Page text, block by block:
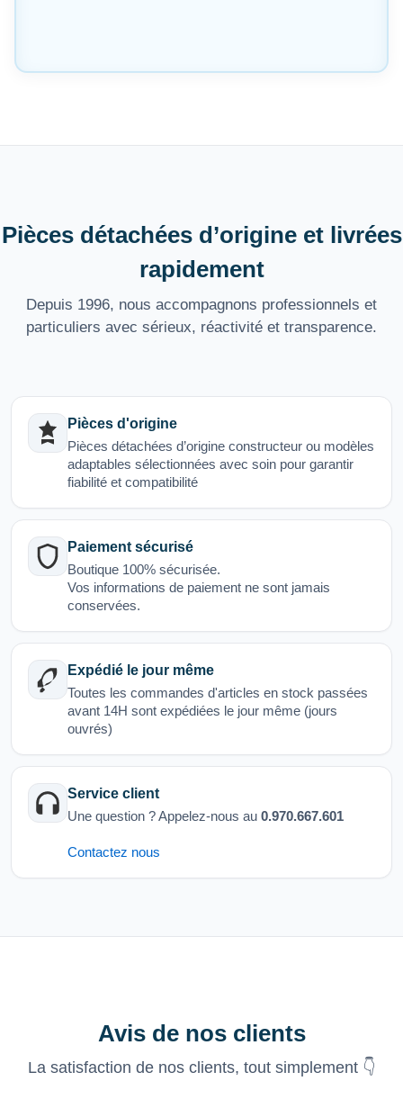
Pièces détachées d’origine et livrées
rapidement
Depuis 1996, nous accompagnons professionnels et
particuliers avec sérieux, réactivité et transparence.
Pièces d'origine
Pièces détachées d’origine constructeur ou modèles
adaptables sélectionnées avec soin pour garantir
fiabilité et compatibilité
Paiement sécurisé
Boutique 100% sécurisée.
Vos informations de paiement ne sont jamais
conservées.
Expédié le jour même
Toutes les commandes d'articles en stock passées
avant 14H sont expédiées le jour même (jours
ouvrés)
Service client
Une question ? Appelez-nous au 0.970.667.601
Contactez nous
Avis de nos clients
La satisfaction de nos clients, tout simplement 👇